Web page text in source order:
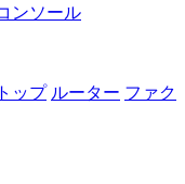
ンソール
ップ ルーター ファク